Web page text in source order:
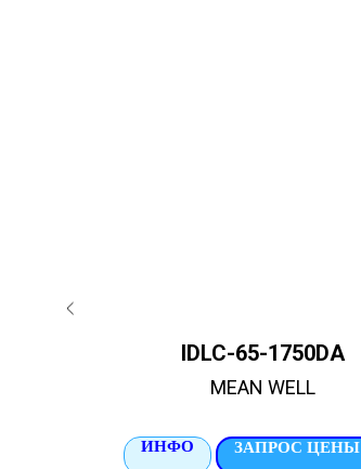
IDLC-65-1750DA
MEAN WELL
ИНФО ЗАПРОС ЦЕНЫ